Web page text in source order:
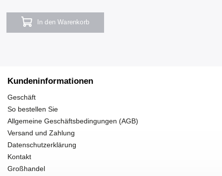
In den Warenkorb
Kundeninformationen
Geschäft
So bestellen Sie
Allgemeine Geschäftsbedingungen (AGB)
Versand und Zahlung
Datenschutzerklärung
Kontakt
Großhandel